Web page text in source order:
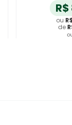
R$
ou R$
de